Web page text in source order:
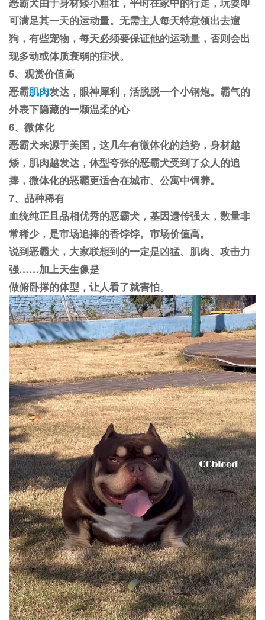
可满足其一天的运动量。无需主人每天特意领出去遛
狗，有些宠物，每天必须要保证他的运动量，否则会出
现多动或体质衰弱的症状。
5、观赏价值高
恶霸肌肉发达，眼神犀利，活脱脱一个小钢炮。霸气的
外表下隐藏的一颗温柔的心
6、微体化
恶霸犬来源于美国，这几年有微体化的趋势，身材越
矮，肌肉越发达，体型夸张的恶霸犬受到了众人的追
捧，微体化的恶霸更适合在城市、公寓中饲养。
7、品种稀有
血统纯正且品相优秀的恶霸犬，基因遗传强大，数量非
常稀少，是市场追捧的香饽饽。市场价值高。
说到恶霸犬，大家联想到的一定是凶猛、肌肉、攻击力
强……加上天生像是
做俯卧撑的体型，让人看了就害怕。